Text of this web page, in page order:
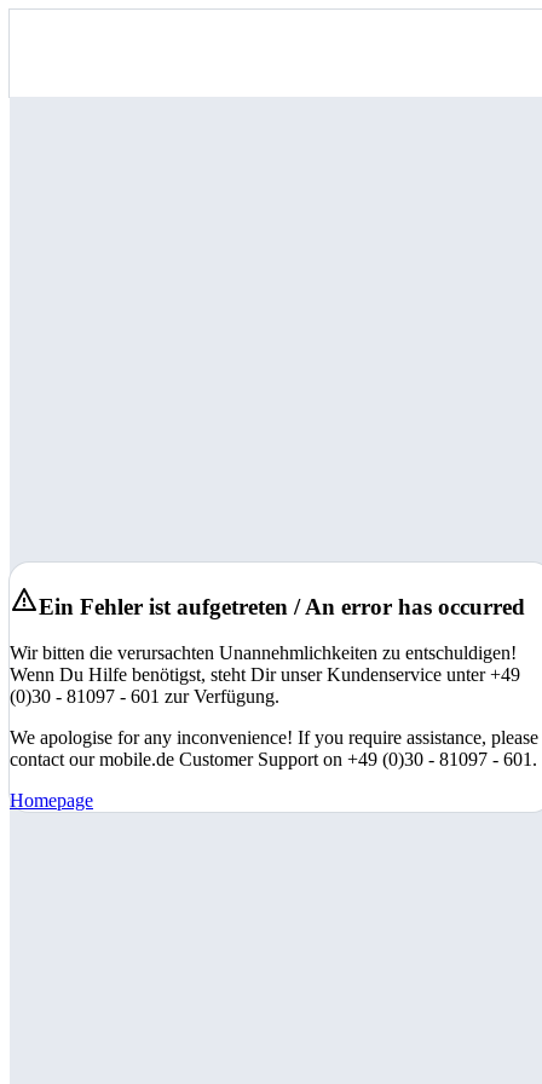
Ein Fehler ist aufgetreten / An error has occurred
Wir bitten die verursachten Unannehmlichkeiten zu entschuldigen!
Wenn Du Hilfe benötigst, steht Dir unser Kundenservice unter +49
(0)30 - 81097 - 601 zur Verfügung.
We apologise for any inconvenience! If you require assistance, please
contact our mobile.de Customer Support on +49 (0)30 - 81097 - 601.
Homepage